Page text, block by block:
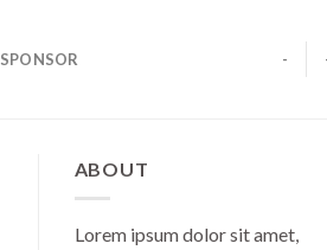
SPONSOR -
ABOUT
Lorem ipsum dolor sit amet,